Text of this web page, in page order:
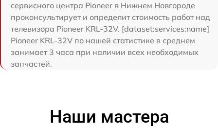
сервисного центра Pioneer в Нижнем Новгороде
проконсультирует и определит стоимость работ над
телевизора Pioneer KRL-32V. [dataset:services:name]
Pioneer KRL-32V по нашей статистике в среднем
занимает 3 часа при наличии всех необходимых
запчастей.
Наши мастера